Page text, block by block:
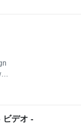
ビデオ -